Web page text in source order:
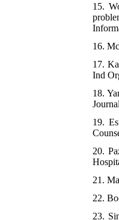
15.
16.
17.
Ind
18.
19.
20.
21.
22.
23.